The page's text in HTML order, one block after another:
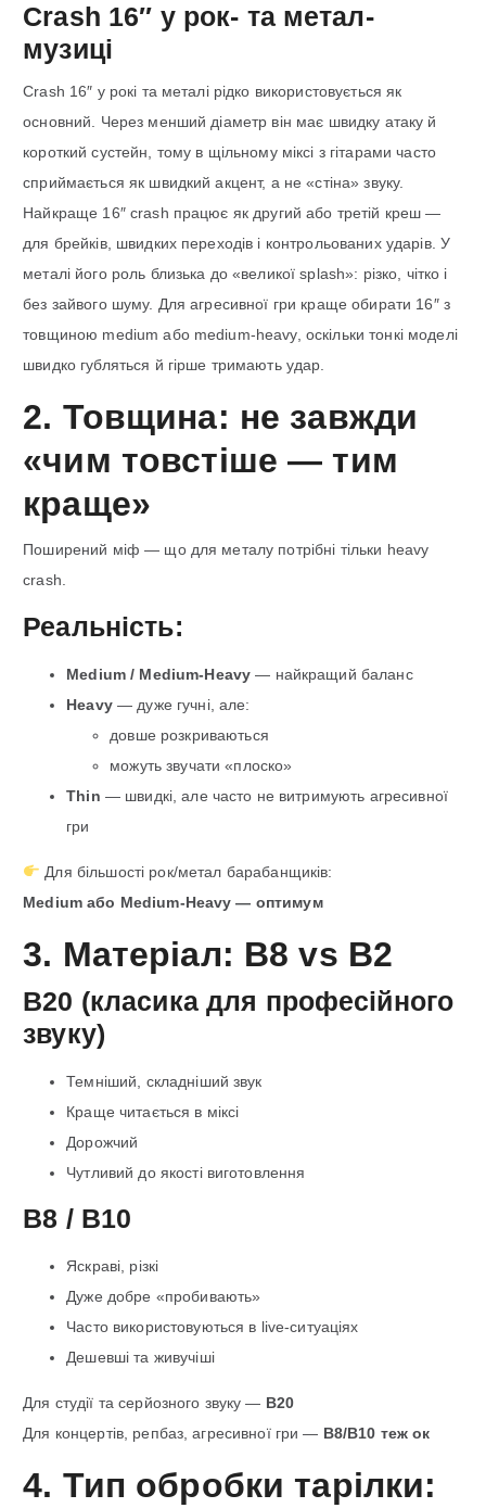
Crash 16″ у рок- та метал-
музиці
Crash 16″ у рокі та металі рідко використовується як
основний. Через менший діаметр він має швидку атаку й
короткий сустейн, тому в щільному міксі з гітарами часто
сприймається як швидкий акцент, а не «стіна» звуку.
Найкраще 16″ crash працює як другий або третій креш —
для брейків, швидких переходів і контрольованих ударів. У
металі його роль близька до «великої splash»: різко, чітко і
без зайвого шуму. Для агресивної гри краще обирати 16″ з
товщиною medium або medium-heavy, оскільки тонкі моделі
швидко губляться й гірше тримають удар.
2. Товщина: не завжди
«чим товстіше — тим
краще»
Поширений міф — що для металу потрібні тільки heavy
crash.
Реальність:
Medium / Medium-Heavy — найкращий баланс
Heavy— дуже гучні, але:
довше розкриваються
можуть звучати «плоско»
Thin — швидкі, але часто не витримують агресивної
гри
Для більшості рок/метал барабанщиків:
Medium або Medium-Heavy — оптимум
3. Матеріал: B8 vs B2
B20 (класика для професійного
звуку)
Темніший, складніший звук
Краще читається в міксі
Дорожчий
Чутливий до якості виготовлення
B8 / B10
Яскраві, різкі
Дуже добре «пробивають»
Часто використовуються в live-ситуаціях
Дешевші та живучіші
Для студії та серйозного звуку — B20
Для концертів, репбаз, агресивної гри — B8/B10 теж ок
4. Тип обробки тарілки: